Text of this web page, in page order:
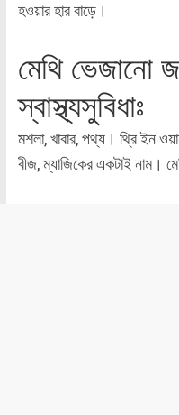
হওয়ার হার বাড়ে।
মেথি ভেজানো
স্বাস্থ্যসুবিধাঃ
মশলা, খাবার, পথ্য। থ্রি ইন
বীজ, ম্যাজিকের একটাই নাম।